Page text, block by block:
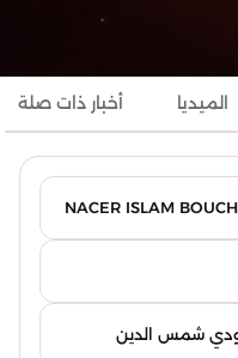
الميديا أخبار ذات صلة